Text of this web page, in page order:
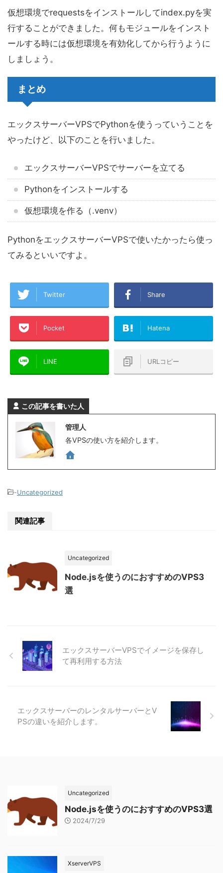
仮想環境でrequestsをインストールしてindex.pyを実
行することができました。何もモジュールをインスト
ールする時には仮想環境を有効化してから行うように
しましょう。
まとめ
エックスサーバーVPSでPythonを使うっていうことを
やったけど、以下のことを行いました。
エックスサーバーVPSでサーバーを立てる
Pythonをインストールする
仮想環境を作る（.venv）
PythonをエックスサーバーVPSで使いたかったら使っ
てみるといいですよ。
Twitter Share
Pocket Hatena
LINE URLコピー
この記事を書いた人
管理人
各VPSの使い方を紹介します。
-Uncategorized
関連記事
Uncategorized
Node.jsを使うのにおすすめのVPS3
選
エックスサーバーVPSでイメージを保存し
て再利用する方法
エックスサーバーのレンタルサーバーとV
PSの違いを紹介します。
Uncategorized
Node.jsを使うのにおすすめのVPS3選
2024/7/29
XserverVPS